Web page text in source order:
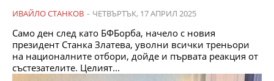
ИВАЙЛО СТАНКОВ - ЧЕТВЪРТЪК, 17 АПРИЛ 2025
Само ден след като БФБорба, начело с новия
президент Станка Златева, уволни всички треньори
на националните отбори, дойде и първата реакция от
състезателите. Целият...